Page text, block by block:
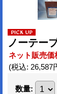
ノーテー
ネット販売価
(税込: 26,587
数量: